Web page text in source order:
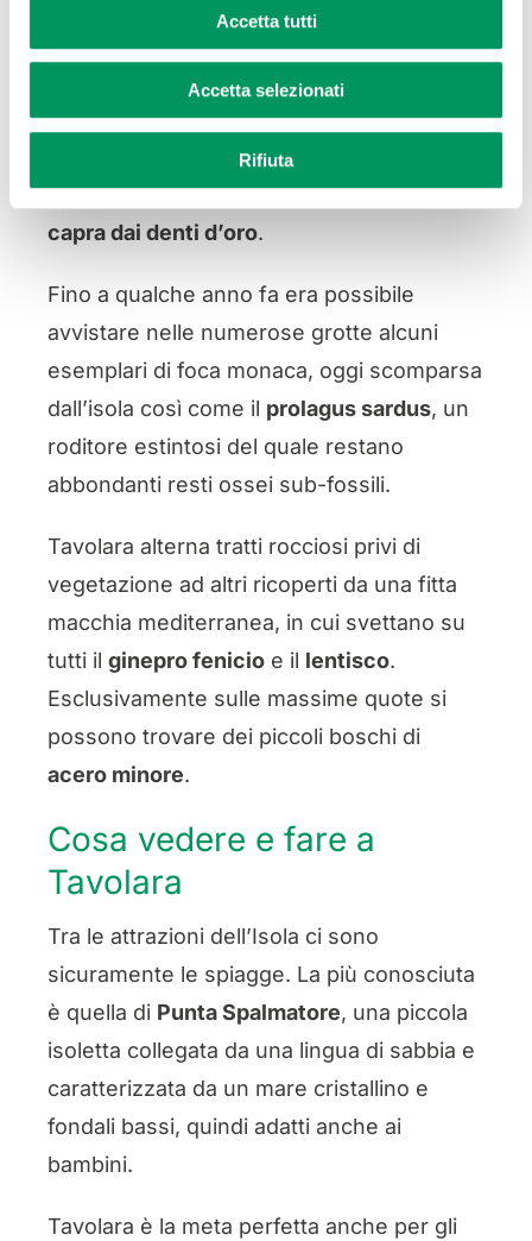
Accetta tutti
Accetta selezionati
Rifiuta
scorso avevano una particolare
colorazione dei denti che sembra
dipendesse dal consumo di piante come
l’euforbia. Deriva da questo il nome di
capra dai denti d’oro.
Fino a qualche anno fa era possibile
avvistare nelle numerose grotte alcuni
esemplari di foca monaca, oggi scomparsa
dall’isola così come il prolagus sardus, un
roditore estintosi del quale restano
abbondanti resti ossei sub-fossili.
Tavolara alterna tratti rocciosi privi di
vegetazione ad altri ricoperti da una fitta
macchia mediterranea, in cui svettano su
tutti il ginepro fenicioe il lentisco.
Esclusivamente sulle massime quote si
possono trovare dei piccoli boschi di
acero minore.
Cosa vedere e fare a
Tavolara
Tra le attrazioni dell’Isola ci sono
sicuramente le spiagge. La più conosciuta
è quella di Punta Spalmatore, una piccola
isoletta collegata da una lingua di sabbia e
caratterizzata da un mare cristallino e
fondali bassi, quindi adatti anche ai
bambini.
Tavolara è la meta perfetta anche per gli